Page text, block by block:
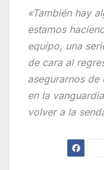
«También hay
estamos
equipo, una
de cara al
asegurarnos de
en la
volver a la